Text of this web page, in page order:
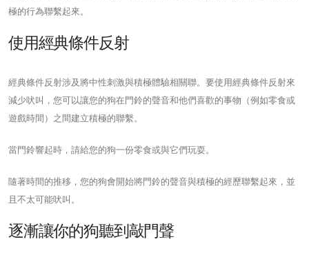
極的行為聯繫起來。
使用經典條件反射
經典條件反射涉及將中性刺激與積極體驗相關聯。要使用經典條件反射來
減少吠叫，您可以讓您的狗在門鈴的聲音和他們喜歡的事物（例如零食或
遊戲時間）之間建立積極的聯繫。
當門鈴響起時，請給您的狗一份零食或與它們玩耍。
隨著時間的推移，您的狗會開始將門鈴的聲音與積極的經歷聯繫起來，並
且不太可能吠叫。
逐漸讓你的狗聽到敲門聲